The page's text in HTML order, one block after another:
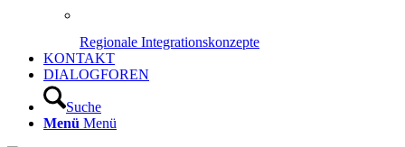
Regionale Integrationskonzepte
KONTAKT
DIALOGFOREN
Suche
Menü Menü